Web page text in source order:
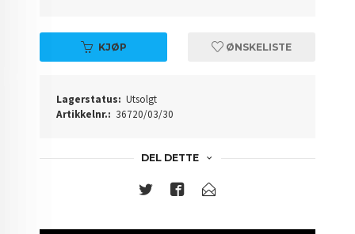
KJØP ØNSKELISTE
Lagerstatus: Utsolgt
Artikkelnr.: 36720/03/30
DEL DETTE